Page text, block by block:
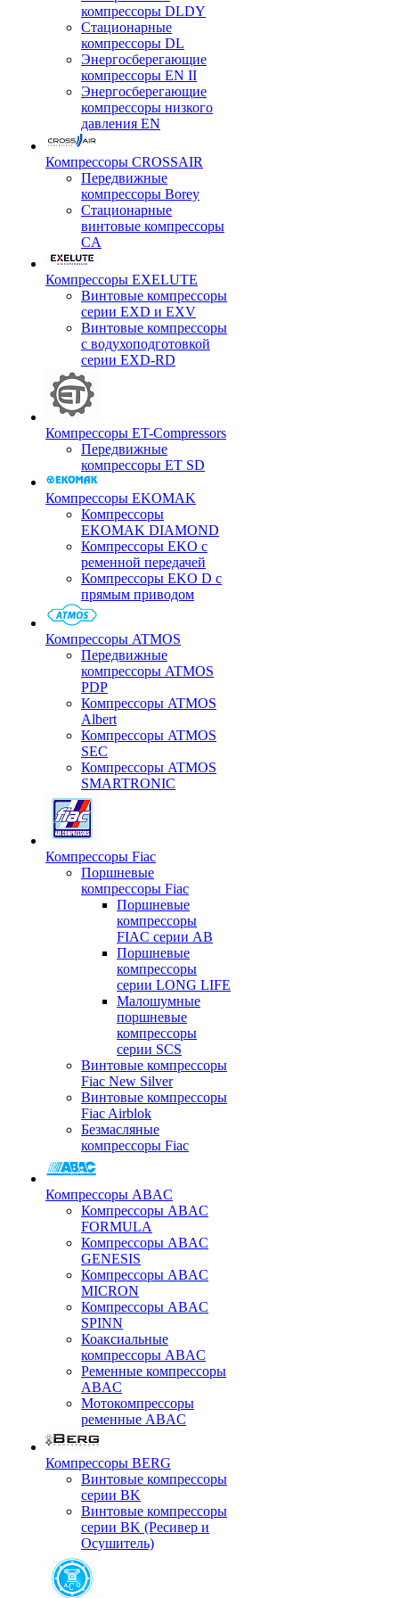
компрессоры DLDY
Стационарные
компрессоры DL
Энергосберегающие
компрессоры EN II
Энергосберегающие
компрессоры низкого
давления EN
Компрессоры CROSSAIR
Передвижные
компрессоры Borey
Стационарные
винтовые компрессоры
CA
Компрессоры EXELUTE
Винтовые компрессоры
серии EXD и EXV
Винтовые компрессоры
с водухоподготовкой
серии EXD-RD
Компрессоры ET-Compressors
Передвижные
компрессоры ET SD
Компрессоры EKOMAK
Компрессоры
EKOMAK DIAMOND
Компрессоры EKO c
ременной передачей
Компрессоры EKO D с
прямым приводом
Компрессоры ATMOS
Передвижные
компрессоры ATMOS
PDP
Компрессоры ATMOS
Albert
Компрессоры ATMOS
SEC
Компрессоры ATMOS
SMARTRONIC
Компрессоры Fiac
Поршневые
компрессоры Fiac
Поршневые
компрессоры
FIAC серии AB
Поршневые
компрессоры
серии LONG LIFE
Малошумные
поршневые
компрессоры
серии SCS
Винтовые компрессоры
Fiac New Silver
Винтовые компрессоры
Fiac Airblok
Безмасляные
компрессоры Fiac
Компрессоры ABAC
Компрессоры ABAC
FORMULA
Компрессоры ABAC
GENESIS
Компрессоры ABAC
MICRON
Компрессоры ABAC
SPINN
Коаксиальные
компрессоры ABAC
Ременные компрессоры
ABAC
Мотокомпрессоры
ременные ABAC
Компрессоры BERG
Винтовые компрессоры
серии BK
Винтовые компрессоры
серии BK (Ресивер и
Осушитель)